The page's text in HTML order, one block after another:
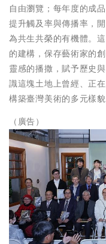
自由瀏覽；每年度的成
提升觸及率與傳播率，
為共生共榮的有機體。
的建構，保存藝術家的
靈感的播撒，賦予歷史
識這塊土地上曾經、正
構築臺灣美術的多元樣貌
（廣告）